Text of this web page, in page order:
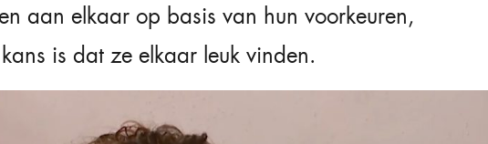
aan elkaar op basis van hun voorkeuren,
is dat ze elkaar leuk vinden.